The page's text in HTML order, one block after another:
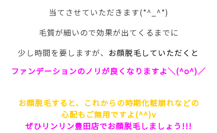
当てさせていただきます(*^_^*)
毛質が細いので効果が出てくるまでに
少し時間を要しますが、 お顔脱毛していただくと
ファンデーションのノリが良くなりますよ＼(^o^)／
お顔脱毛すると、これからの時期化粧崩れなどの
心配もご無用ですよ(^^)v
ぜひリンリン豊田店でお顔脱毛しましょう!!!